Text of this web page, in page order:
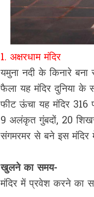
1. अक्षरधाम मंदिर
यमुना नदी के किनारे बना
फैला यह मंदिर दुनिया के
फीट ऊंचा यह मंदिर
9 अलंकृत गुंबदों, 20
संगमरमर से बने इस मंदिर
खुलने का समय-
मंदिर में प्रवेश करने का